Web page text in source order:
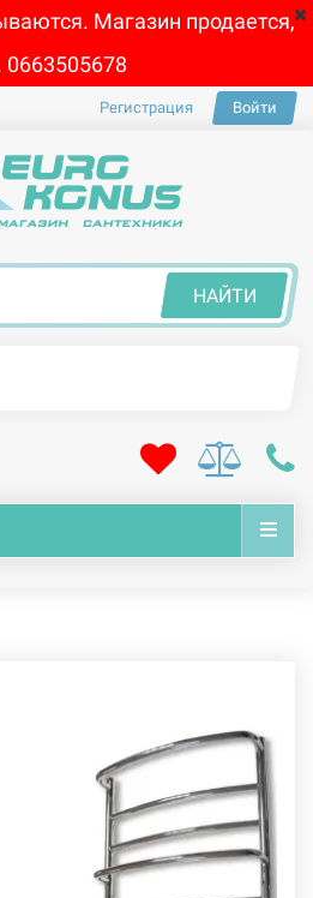
Магазин продается,
0663505678
Регистрация Войти
НАЙТИ